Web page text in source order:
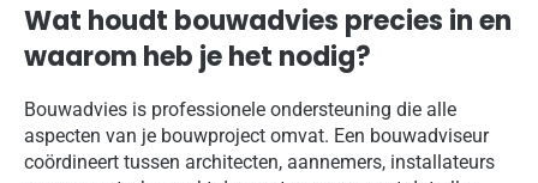
Wat houdt bouwadvies precies in en
waarom heb je het nodig?
Bouwadvies is professionele ondersteuning die alle
aspecten van je bouwproject omvat. Een bouwadviseur
coördineert tussen architecten, aannemers, installateurs